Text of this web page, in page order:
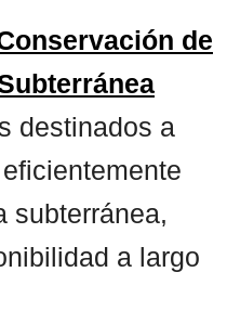
de
destinados a
subterránea,
a largo